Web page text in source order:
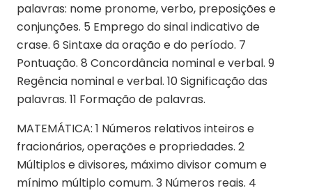
palavras: nome pronome, verbo, preposições e
conjunções. 5 Emprego do sinal indicativo de
crase. 6 Sintaxe da oração e do período. 7
Pontuação. 8 Concordância nominal e verbal. 9
Regência nominal e verbal. 10 Significação das
palavras. 11 Formação de palavras.
MATEMÁTICA: 1 Números relativos inteiros e
fracionários, operações e propriedades. 2
Múltiplos e divisores, máximo divisor comum e
mínimo múltiplo comum. 3 Números reais. 4